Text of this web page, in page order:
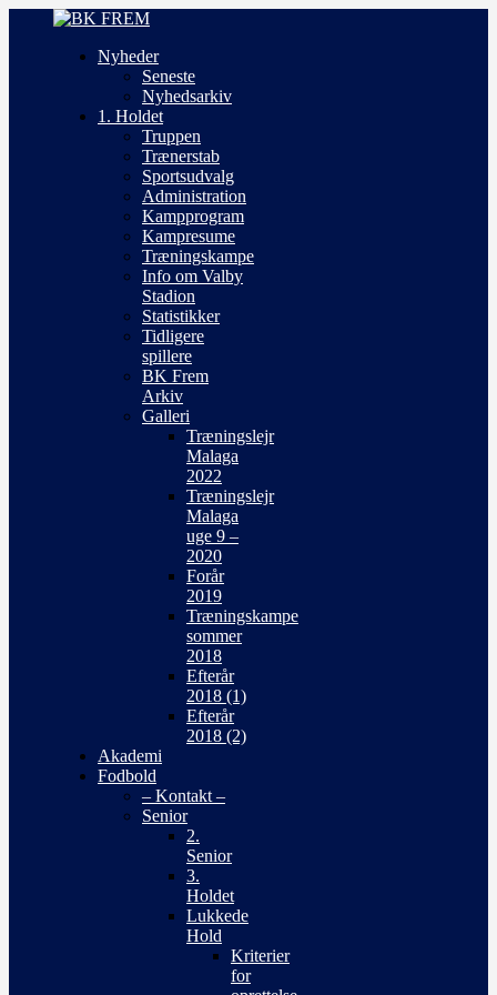
Nyheder
Seneste
Nyhedsarkiv
1. Holdet
Truppen
Trænerstab
Sportsudvalg
Administration
Kampprogram
Kampresume
Træningskampe
Info om Valby
Stadion
Statistikker
Tidligere
spillere
BK Frem
Arkiv
Galleri
Træningslejr
Malaga
2022
Træningslejr
Malaga
uge 9 –
2020
Forår
2019
Træningskampe
sommer
2018
Efterår
2018 (1)
Efterår
2018 (2)
Akademi
Fodbold
– Kontakt –
Senior
2.
Senior
3.
Holdet
Lukkede
Hold
Kriterier
for